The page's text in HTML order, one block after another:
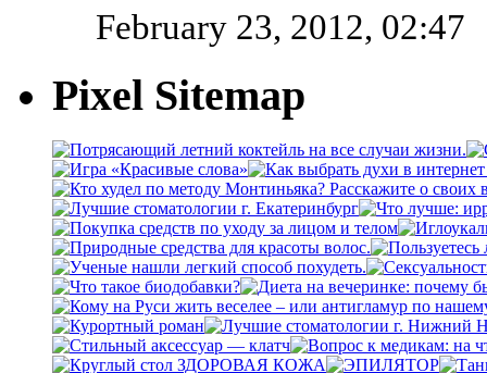
February 23, 2012, 02:47
Pixel Sitemap